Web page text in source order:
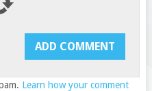
Learn how your comment